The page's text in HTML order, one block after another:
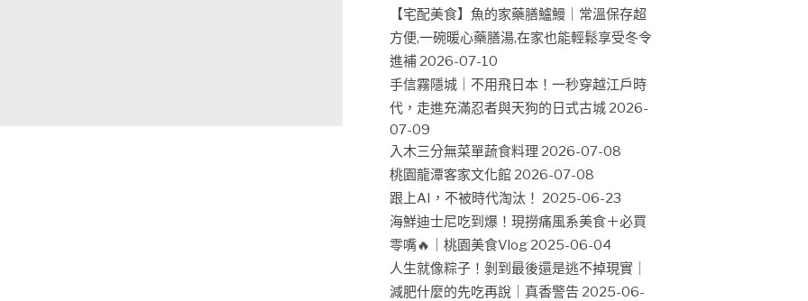
【宅配美食】魚的家藥膳鱸鰻｜常溫保存超
方便,一碗暖心藥膳湯,在家也能輕鬆享受冬令
進補 2026-07-10
手信霧隱城｜不用飛日本！一秒穿越江戶時
代，走進充滿忍者與天狗的日式古城 2026-
07-09
入木三分無菜單蔬食料理 2026-07-08
桃園龍潭客家文化館 2026-07-08
跟上AI，不被時代淘汰！ 2025-06-23
海鮮迪士尼吃到爆！現撈痛風系美食＋必買
零嘴🔥｜桃園美食Vlog 2025-06-04
人生就像粽子！剝到最後還是逃不掉現實｜
減肥什麼的先吃再說｜真香警告 2025-06-